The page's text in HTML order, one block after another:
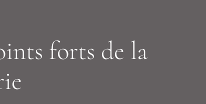
forts de la